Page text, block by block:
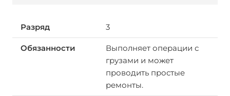
3
Выполняет операции с
грузами и может
проводить простые
ремонты.